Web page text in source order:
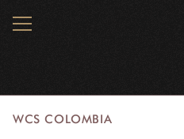
MENU
WCS COLOMBIA